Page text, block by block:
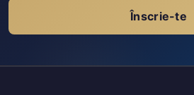
Înscrie-te